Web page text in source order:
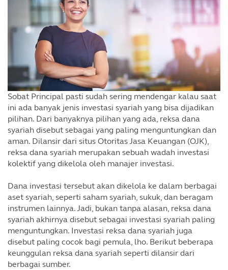
Sobat Principal pasti sudah sering mendengar kalau saat
ini ada banyak jenis investasi syariah yang bisa dijadikan
pilihan. Dari banyaknya pilihan yang ada, reksa dana
syariah disebut sebagai yang paling menguntungkan dan
aman. Dilansir dari situs Otoritas Jasa Keuangan (OJK),
reksa dana syariah merupakan sebuah wadah investasi
kolektif yang dikelola oleh manajer investasi.
Dana investasi tersebut akan dikelola ke dalam berbagai
aset syariah, seperti saham syariah, sukuk, dan beragam
instrumen lainnya. Jadi, bukan tanpa alasan, reksa dana
syariah akhirnya disebut sebagai investasi syariah paling
menguntungkan. Investasi reksa dana syariah juga
disebut paling cocok bagi pemula, lho. Berikut beberapa
keunggulan reksa dana syariah seperti dilansir dari
berbagai sumber.